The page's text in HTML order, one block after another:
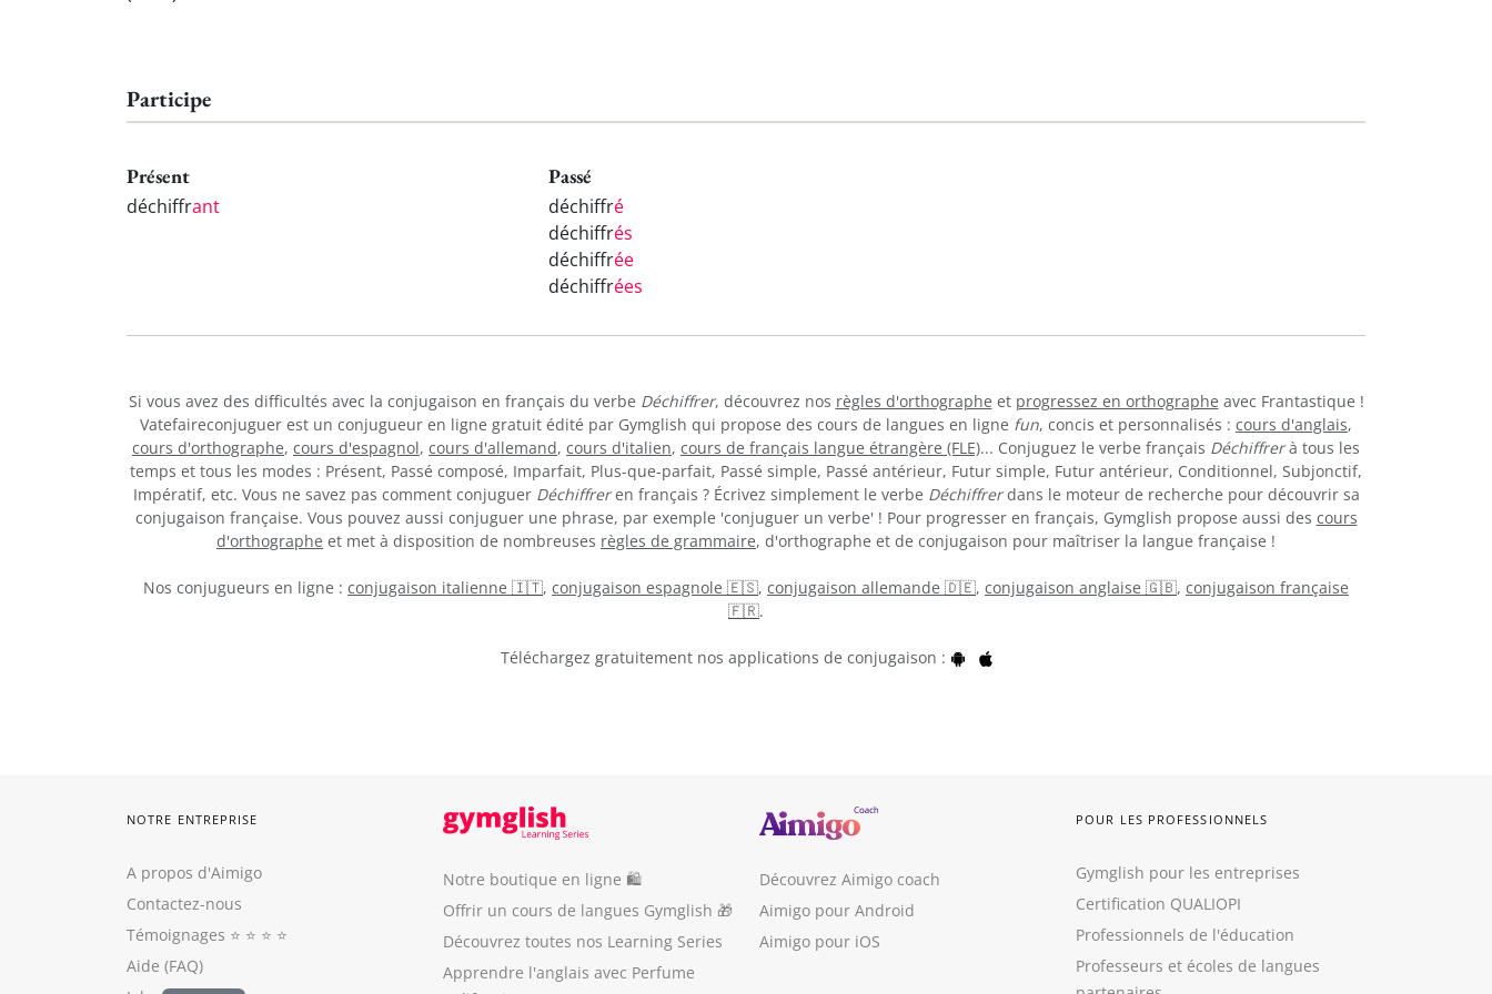
Participe
Présent
déchiffrant
Passé
déchiffré
déchiffrés
déchiffrée
déchiffrées
Si vous avez des difficultés avec la conjugaison en français du verbe Déchiffrer, découvrez nos règles d'orthographe et progressez en orthographe avec Frantastique !
Vatefaireconjuguer est un conjugueur en ligne gratuit édité par Gymglish qui propose des cours de langues en ligne fun, concis et personnalisés : cours d'anglais,
cours d'orthographe, cours d'espagnol, cours d'allemand, cours d'italien, cours de français langue étrangère (FLE)... Conjuguez le verbe français Déchiffrerà tous les
temps et tous les modes : Présent, Passé composé, Imparfait, Plus-que-parfait, Passé simple, Passé antérieur, Futur simple, Futur antérieur, Conditionnel, Subjonctif,
Impératif, etc. Vous ne savez pas comment conjuguer Déchiffreren français ? Écrivez simplement le verbe Déchiffrerdans le moteur de recherche pour découvrir sa
conjugaison française. Vous pouvez aussi conjuguer une phrase, par exemple 'conjuguer un verbe' ! Pour progresser en français, Gymglish propose aussi des cours
d'orthographe et met à disposition de nombreuses règles de grammaire, d'orthographe et de conjugaison pour maîtriser la langue française !
Nos conjugueurs en ligne : conjugaison italienne 🇮🇹, conjugaison espagnole 🇪🇸, conjugaison allemande 🇩🇪, conjugaison anglaise 🇬🇧, conjugaison française
🇫🇷.
Téléchargez gratuitement nos applications de conjugaison :
NOTRE ENTREPRISE
A propos d'Aimigo
Contactez-nous
Témoignages ⭐️ ⭐️ ⭐️ ⭐️
Aide (FAQ)
Notre boutique en ligne 🛍
Offrir un cours de langues Gymglish 🎁
Découvrez toutes nos Learning Series
Apprendre l'anglais avec Perfume
Découvrez Aimigo coach
Aimigo pour Android
Aimigo pour iOS
POUR LES PROFESSIONNELS
Gymglish pour les entreprises
Certification QUALIOPI
Professionnels de l'éducation
Professeurs et écoles de langues